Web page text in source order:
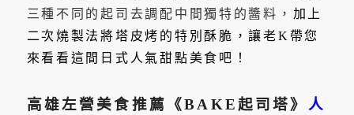
三種不同的起司去調配中間獨特的醬料， 加上
二次燒製法將塔皮烤的特別酥脆，讓老K帶您
來看看這間日式人氣甜點美食吧！
高雄左營美食推薦《BAKE起司塔》 人